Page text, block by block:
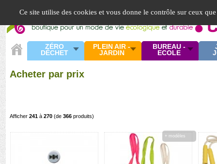
Ce site utilise des cookies et vous donne le contrôle sur ceux
ZÉRO
DÉCHET
PLEIN AIR -
JARDIN
BUREAU -
ECOLE
Acheter par prix
Afficher 241 à 270 (de 366 produits)
+ modèles